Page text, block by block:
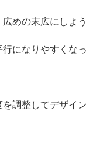
めの末広にしよ
になりやすくな
調整してデザイ